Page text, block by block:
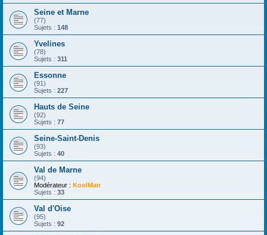
Seine et Marne
(77)
Sujets : 148
Yvelines
(78)
Sujets : 311
Essonne
(91)
Sujets : 227
Hauts de Seine
(92)
Sujets : 77
Seine-Saint-Denis
(93)
Sujets : 40
Val de Marne
(94)
Modérateur : KoolMan
Sujets : 33
Val d'Oise
(95)
Sujets : 92